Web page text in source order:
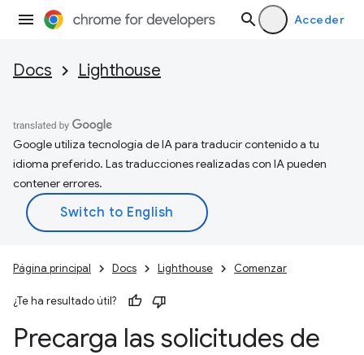
Acceder
Docs Lighthouse
Google utiliza tecnología de IA para traducir contenido a tu
idioma preferido. Las traducciones realizadas con IA pueden
contener errores.
Página principal Docs Lighthouse Comenzar
¿Te ha resultado útil?
Precarga las solicitudes de